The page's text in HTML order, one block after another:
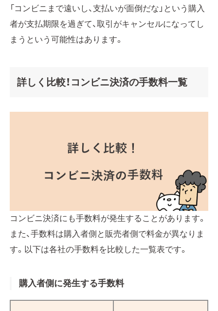
「コンビニまで遠いし、支払いが面倒だな」という購入
者が支払期限を過ぎて、取引がキャンセルになってし
まうという可能性はあります。
詳しく比較！コンビニ決済の手数料一覧
コンビニ決済にも手数料が発生することがあります。
また、手数料は購入者側と販売者側で料金が異なりま
す。以下は各社の手数料を比較した一覧表です。
購入者側に発生する手数料